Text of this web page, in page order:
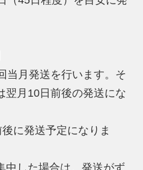
当月発送を行います。そ
翌月10日前後の発送にな
に発送予定になりま